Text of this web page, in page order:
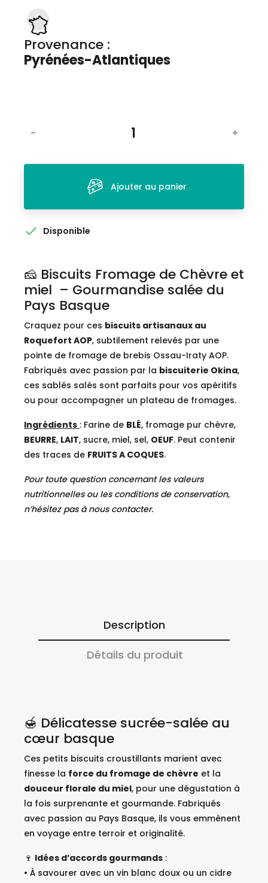
Provenance :
Pyrénées-Atlantiques
- +
Ajouter au panier
 Disponible
🧀 Biscuits Fromage de Chèvre et
miel – Gourmandise salée du
Pays Basque
Craquez pour ces biscuits artisanaux au
Roquefort AOP, subtilement relevés par une
pointe de fromage de brebis Ossau-Iraty AOP.
Fabriqués avec passion par la biscuiterie Okina,
ces sablés salés sont parfaits pour vos apéritifs
ou pour accompagner un plateau de fromages.
Ingrédients : Farine de BLÉ, fromage pur chèvre,
BEURRE, LAIT, sucre, miel, sel, OEUF. Peut contenir
des traces de FRUITS A COQUES.
Pour toute question concernant les valeurs
nutritionnelles ou les conditions de conservation,
n’hésitez pas à nous contacter.
Description
Détails du produit
🍯 Délicatesse sucrée-salée au
cœur basque
Ces petits biscuits croustillants marient avec
finesse la force du fromage de chèvre et la
douceur florale du miel, pour une dégustation à
la fois surprenante et gourmande. Fabriqués
avec passion au Pays Basque, ils vous emmènent
en voyage entre terroir et originalité.
🍷 Idées d’accords gourmands :
• À savourer avec un vin blanc doux ou un cidre